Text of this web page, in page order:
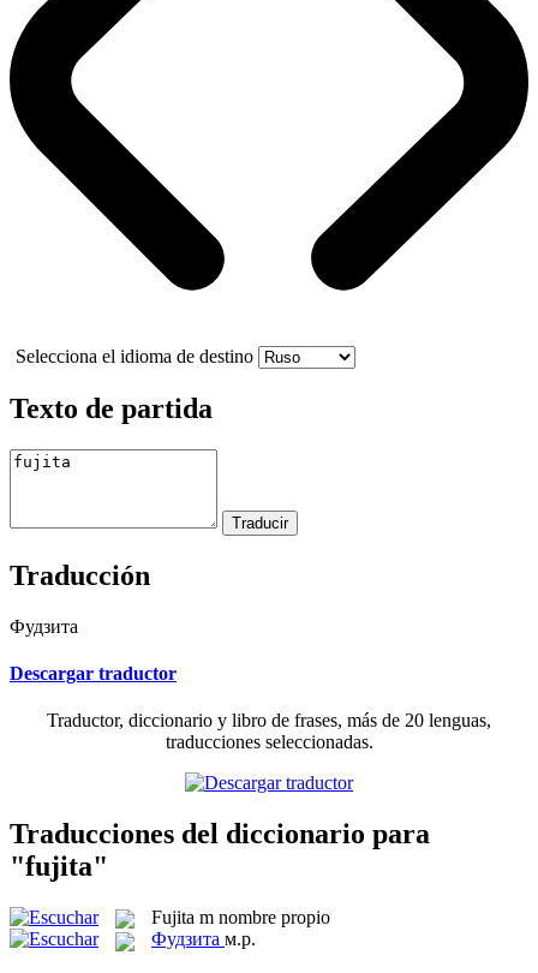
Selecciona el idioma de destino
Texto de partida
Traducción
Фудзита
Descargar traductor
Traductor, diccionario y libro de frases, más de 20 lenguas,
traducciones seleccionadas.
Traducciones del diccionario para
"fujita"
Fujita m nombre propio
Фудзита м.р.